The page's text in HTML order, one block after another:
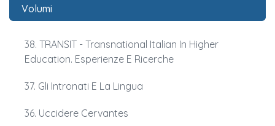
Volumi
38. TRANSIT - Transnational Italian In Higher
Education. Esperienze E Ricerche
37. Gli Intronati E La Lingua
36. Uccidere Cervantes